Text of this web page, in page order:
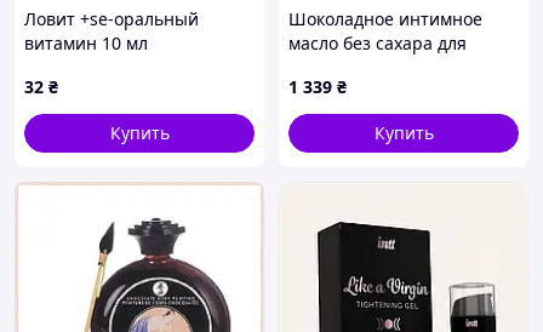
Ловит +se-оральный
витамин 10 мл
32 ₴
Купить
Шоколадное интимное
масло без сахара для
1 339 ₴
Купить